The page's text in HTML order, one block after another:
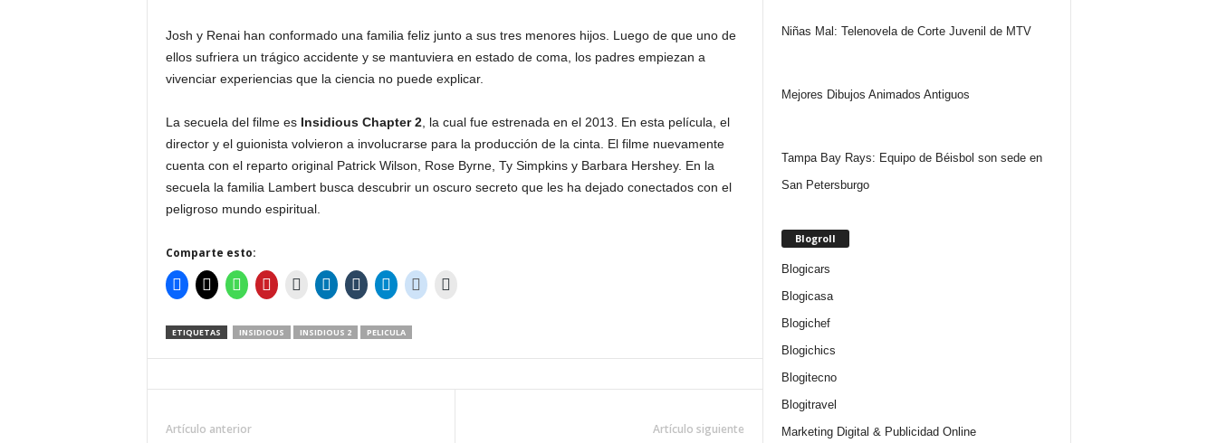
Josh y Renai han conformado una familia feliz junto a sus tres menores hijos. Luego de que uno de
ellos sufriera un trágico accidente y se mantuviera en estado de coma, los padres empiezan a
vivenciar experiencias que la ciencia no puede explicar.
La secuela del filme es Insidious Chapter 2, la cual fue estrenada en el 2013. En esta película, el
director y el guionista volvieron a involucrarse para la producción de la cinta. El filme nuevamente
cuenta con el reparto original Patrick Wilson, Rose Byrne, Ty Simpkins y Barbara Hershey. En la
secuela la familia Lambert busca descubrir un oscuro secreto que les ha dejado conectados con el
peligroso mundo espiritual.
Comparte esto:
ETIQUETAS INSIDIOUS INSIDIOUS 2 PELICULA
Artículo anterior Artículo siguiente
Niñas Mal: Telenovela de Corte Juvenil de MTV
Mejores Dibujos Animados Antiguos
Tampa Bay Rays: Equipo de Béisbol son sede en
San Petersburgo
Blogroll
Blogicars
Blogicasa
Blogichef
Blogichics
Blogitecno
Blogitravel
Marketing Digital & Publicidad Online